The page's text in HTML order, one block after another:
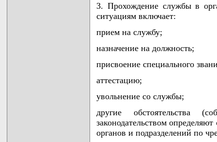
3. Прохождение службы в
ситуациям включает:
прием на службу;
назначение на должность;
присвоение специального
аттестацию;
увольнение со службы;
другие обстоятельства
законодательством
органов и подразделений по